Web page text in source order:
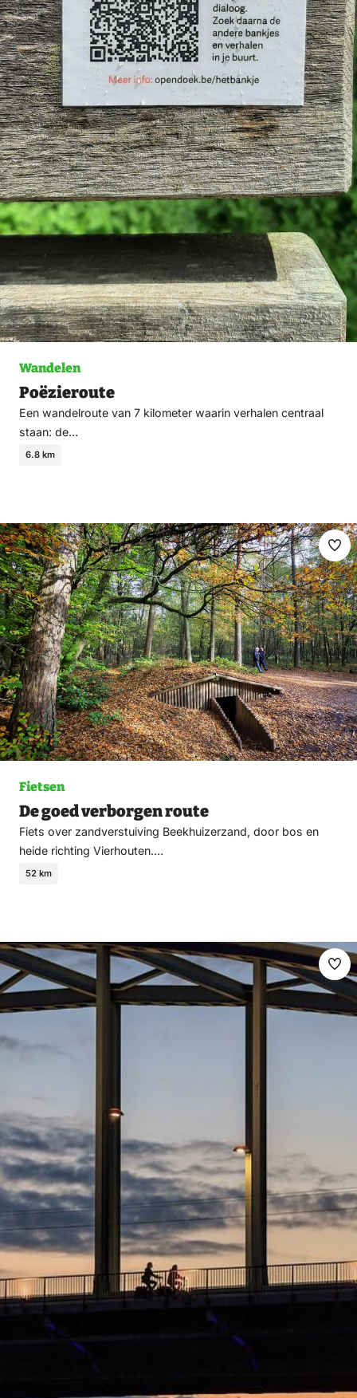
Wandelen
Poëzieroute
Een wandelroute van 7 kilometer waarin verhalen centraal
staan: de…
6.8 km
Fietsen
De goed verborgen route
Fiets over zandverstuiving Beekhuizerzand, door bos en
heide richting Vierhouten.…
52 km